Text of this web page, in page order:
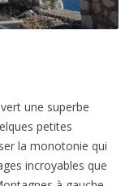
une superbe
petites
la monotonie qui
incroyables que